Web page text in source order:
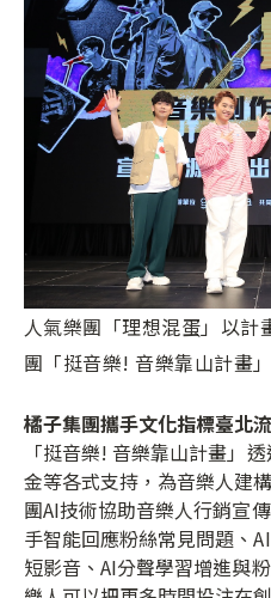
人氣樂團「理想混蛋」以
團「挺音樂! 音樂靠山計畫
橘子集團攜手文化指標臺北
「挺音樂! 音樂靠山計畫」
金等各式支持，為音樂人建
團AI技術協助音樂人行銷宣
手智能回應粉絲常見問題、
短影音、AI分聲學習增進與